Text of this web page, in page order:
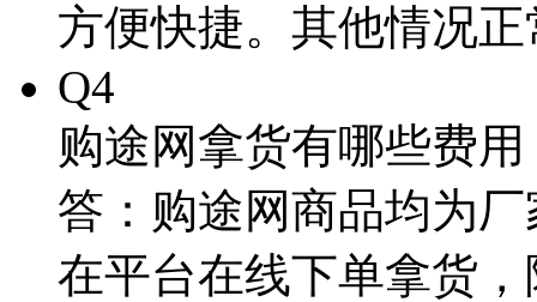
方便快捷。其他情况
Q4
购途网拿货有哪些费用
答：购途网商品均为
在平台在线下单拿货